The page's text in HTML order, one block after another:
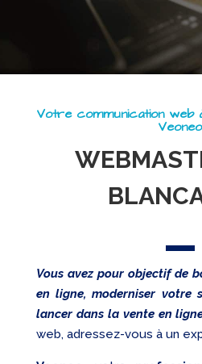
Referencement
Réseaux
sociaux
Votre communication web
Veoneo
Vous avez pour objectif de
en ligne, moderniser votre
lancer dans la vente en
web, adressez-vous à un